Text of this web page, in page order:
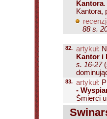
Kantora.
Kantora,
88 s.
82. artykuł:
Kantor i
s. 16-27
83. artykuł:
-
Śmierci